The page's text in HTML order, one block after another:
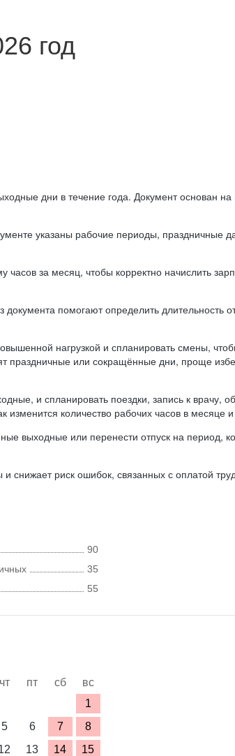
год
дни в течение года. Документ основан на
указаны рабочие периоды,
за месяц, чтобы корректно начислить
помогают определить длительность
нагрузкой и спланировать смены,
праздничные или сокращённые дни, проще
и спланировать поездки, запись к врачу,
количество рабочих часов в месяце
выходные или перенести отпуск на период,
риск ошибок, связанных с оплатой
90
35
55
чт пт сб
вс
1
5 6 7
8
13 14
15